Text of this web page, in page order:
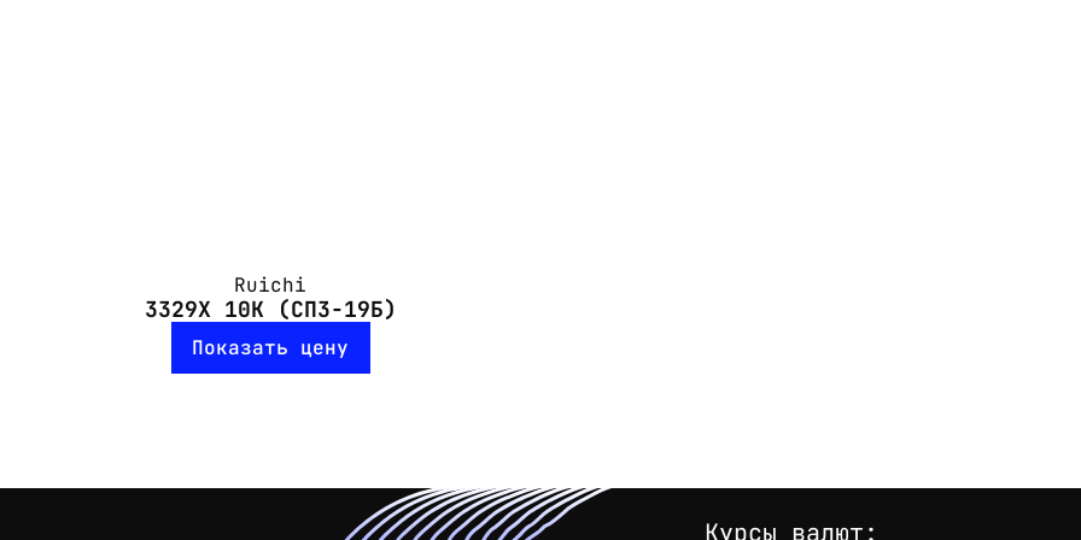
Ruichi
3329X 10K (СП3-19Б)
Показать цену
Курсы валют: